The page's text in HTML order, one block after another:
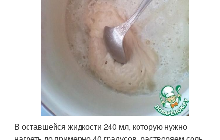
В оставшейся жидкости 240 мл, которую нужно